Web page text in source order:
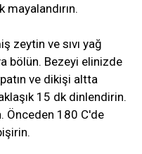
zeytin ve sıvı yağ
bölün. Bezeyi elinizde
ve dikişi altta
15 dk dinlendirin.
Önceden 180 C'de